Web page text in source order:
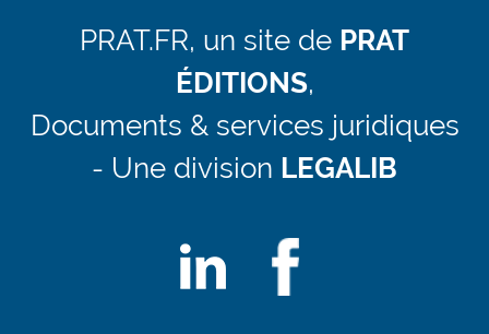
PRAT.FR, un site de PRAT
ÉDITIONS,
Documents & services juridiques
- Une division LEGALIB